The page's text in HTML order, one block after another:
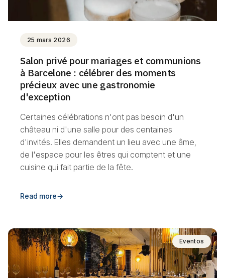
25 mars 2026
Salon privé pour mariages et communions
à Barcelone : célébrer des moments
précieux avec une gastronomie
d'exception
Certaines célébrations n'ont pas besoin d'un
château ni d'une salle pour des centaines
d'invités. Elles demandent un lieu avec une âme,
de l'espace pour les êtres qui comptent et une
cuisine qui fait partie de la fête.
Read more→
Eventos